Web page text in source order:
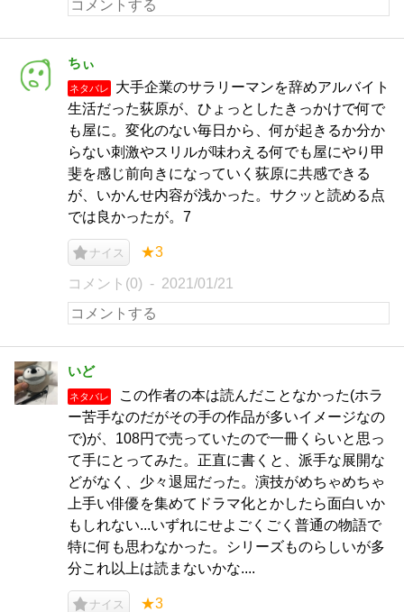
ちぃ
ネタバレ
大手企業のサラリーマンを辞めアルバイト
生活だった荻原が、ひょっとしたきっかけで何で
も屋に。変化のない毎日から、何が起きるか分か
らない刺激やスリルが味わえる何でも屋にやり甲
斐を感じ前向きになっていく荻原に共感できる
が、いかんせ内容が浅かった。サクッと読める点
では良かったが。7
ナイス ★3
コメント(0) 2021/01/21
いど
ネタバレ
この作者の本は読んだことなかった(ホラ
ー苦手なのだがその手の作品が多いイメージなの
で)が、108円で売っていたので一冊くらいと思っ
て手にとってみた。正直に書くと、派手な展開な
どがなく、少々退屈だった。演技がめちゃめちゃ
上手い俳優を集めてドラマ化とかしたら面白いか
もしれない...いずれにせよごくごく普通の物語で
特に何も思わなかった。シリーズものらしいが多
分これ以上は読まないかな....
ナイス ★3